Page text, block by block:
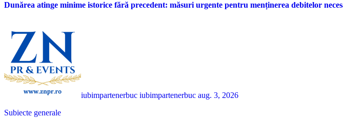
Dunărea atinge minime istorice fără precedent: măsuri urgente pentru menținerea debitelor
iubimpartenerbuc iubimpartenerbuc aug. 3, 2026
Subiecte generale